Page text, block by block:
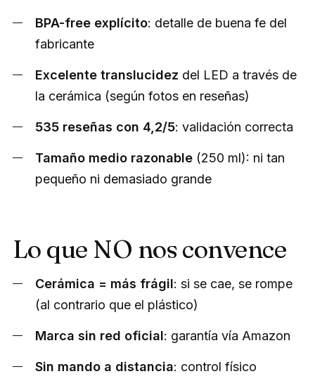
BPA-free explícito: detalle de buena fe del
fabricante
Excelente translucidez del LED a través de
la cerámica (según fotos en reseñas)
535 reseñas con 4,2/5: validación correcta
Tamaño medio razonable (250 ml): ni tan
pequeño ni demasiado grande
Lo que NO nos convence
Cerámica = más frágil: si se cae, se rompe
(al contrario que el plástico)
Marca sin red oficial: garantía vía Amazon
Sin mando a distancia: control físico